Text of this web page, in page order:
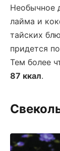
Необычное
лайма и
тайских
придется
Тем более
87 ккал.